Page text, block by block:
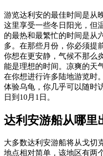
游览达利安的最佳时间是从
这里享受一些冬日阳光，但
的最热和最繁忙的时间是从
多。在那些月份，你必须提
你想在更安静，气候不那么
能是理想的时间。凉爽的天
在你想进行许多陆地游览时
体验乌龟，你几乎可以随时
日到10月1日。
达利安游船从哪里
大多数达利安游船将从戈切
地点相对简单，该地区有两